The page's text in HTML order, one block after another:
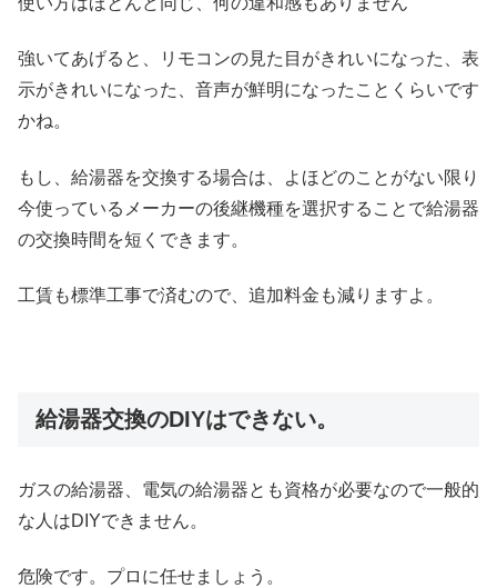
強いてあげると、リモコンの見た目がきれいになった、表
示がきれいになった、音声が鮮明になったことくらいです
かね。
もし、給湯器を交換する場合は、よほどのことがない限り
今使っているメーカーの後継機種を選択することで給湯器
の交換時間を短くできます。
工賃も標準工事で済むので、追加料金も減りますよ。
給湯器交換のDIYはできない。
ガスの給湯器、電気の給湯器とも資格が必要なので一般的
な人はDIYできません。
危険です。プロに任せましょう。